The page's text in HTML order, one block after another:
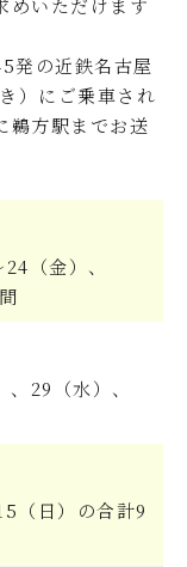
めいただけます
発の近鉄名古屋
）にご乗車され
鵜方駅までお送
（金）、
29（水）、
（日）の合計9